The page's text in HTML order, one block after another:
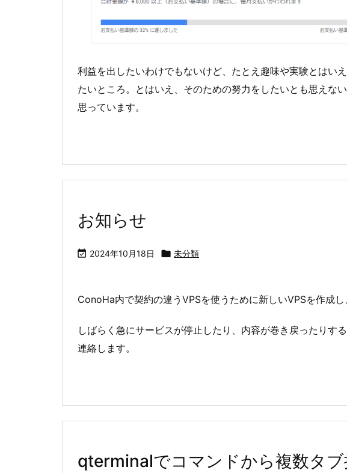
利益を出したいわけでもないけど、たとえ趣味や実験とはい
たいところ。とはいえ、そのための努力をしたいとも思えな
思っています。
お知らせ
 2024年10月18日  未分類
ConoHa内で契約の違うVPSを使うために新しいVPSを作成し
しばらく急にサービスが停止したり、内容が巻き戻ったりす
連絡します。
qterminalでコマンドから複数タブ